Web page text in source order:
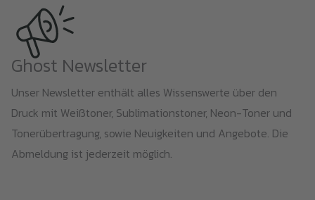
Ghost Newsletter
Unser Newsletter enthält alles Wissenswerte über den
Druck mit Weißtoner, Sublimationstoner, Neon-Toner und
Tonerübertragung, sowie Neuigkeiten und Angebote. Die
Abmeldung ist jederzeit möglich.